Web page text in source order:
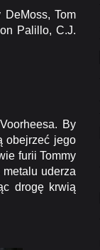
Tom
Palillo, C.J.
By
obejrzeć jego
furii Tommy
uderza
drogę krwią